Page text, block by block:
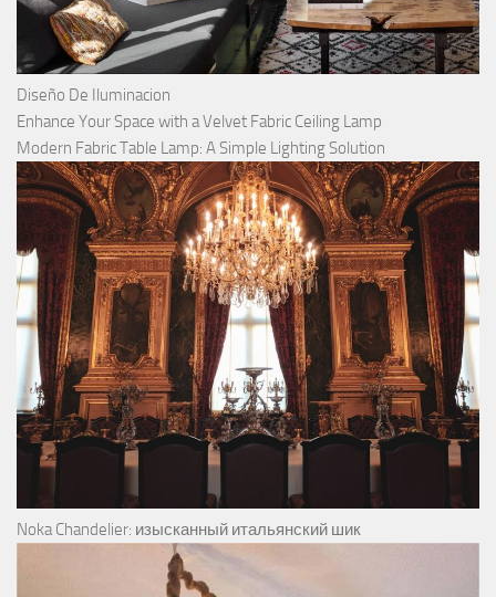
Diseño De Iluminacion
Enhance Your Space with a Velvet Fabric Ceiling Lamp
Modern Fabric Table Lamp: A Simple Lighting Solution
Noka Chandelier: изысканный итальянский шик